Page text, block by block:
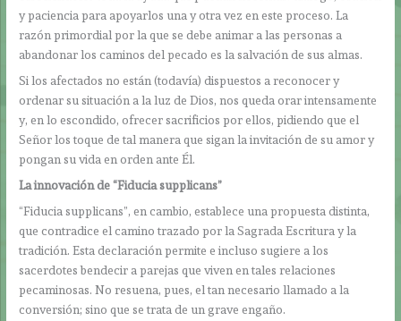
y paciencia para apoyarlos una y otra vez en este proceso. La
razón primordial por la que se debe animar a las personas a
abandonar los caminos del pecado es la salvación de sus almas.
Si los afectados no están (todavía) dispuestos a reconocer y
ordenar su situación a la luz de Dios, nos queda orar intensamente
y, en lo escondido, ofrecer sacrificios por ellos, pidiendo que el
Señor los toque de tal manera que sigan la invitación de su amor y
pongan su vida en orden ante Él.
La innovación de“Fiducia supplicans”
“Fiducia supplicans”, en cambio, establece una propuesta distinta,
que contradice el camino trazado por la Sagrada Escritura y la
tradición. Esta declaración permite e incluso sugiere a los
sacerdotes bendecir a parejas que viven en tales relaciones
pecaminosas. No resuena, pues, el tan necesario llamado a la
conversión; sino que se trata de un grave engaño.